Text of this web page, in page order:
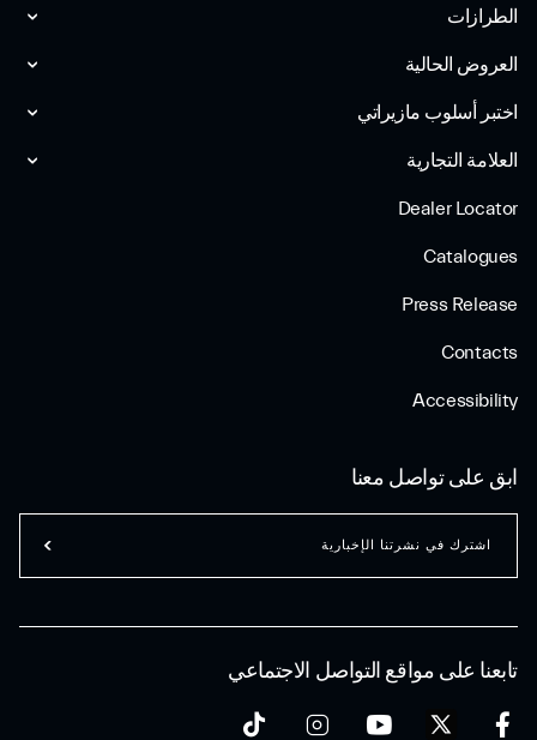
الطرازات
العروض الحالية
اختبر أسلوب مازیراتي
العلامة التجارية
Dealer Locator
Catalogues
Press Release
Contacts
Accessibility
تابعنا على مواقع التواصل الاجتماعي
ابق على تواصل معنا
اشترك في نشرتنا الإخبارية